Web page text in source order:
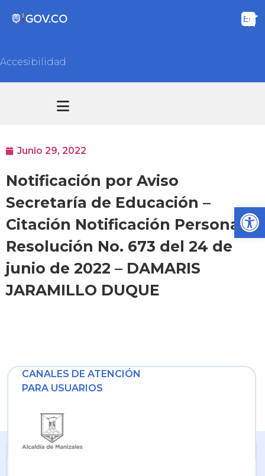
Accesibilidad
Junio 29, 2022
Notificación por Aviso
Secretaría de Educación –
Citación Notificación Personal –
Resolución No. 673 del 24 de
junio de 2022 – DAMARIS
JARAMILLO DUQUE
CANALES DE ATENCIÓN
PARA USUARIOS